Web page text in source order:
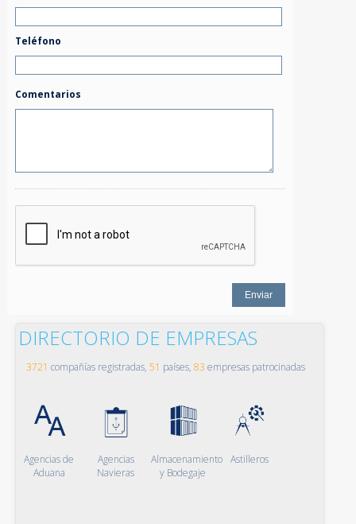
Teléfono
Comentarios
DIRECTORIO DE EMPRESAS
3721 compañías registradas, 51 países, 83 empresas patrocinadas
Agencias de
Aduana
Agencias
Navieras
Almacenamiento
y Bodegaje
Astilleros